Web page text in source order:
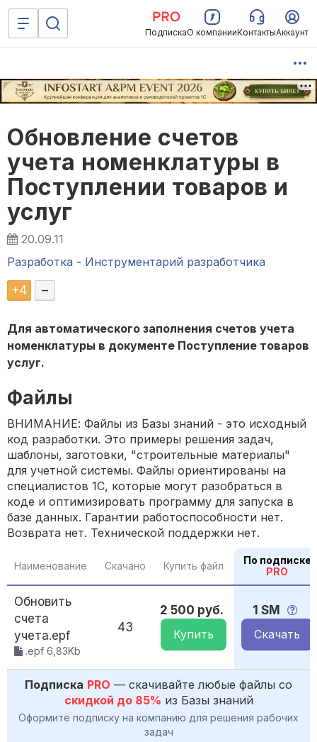
ПодпискаО компанииКонтактыАккаунт
Обновление счетов
учета номенклатуры в
Поступлении товаров и
услуг
20.09.11
Разработка - Инструментарий разработчика
+4 –
Для автоматического заполнения счетов учета
номенклатуры в документе Поступление товаров
услуг.
Файлы
ВНИМАНИЕ: Файлы из Базы знаний - это исходный
код разработки. Это примеры решения задач,
шаблоны, заготовки, "строительные материалы"
для учетной системы. Файлы ориентированы на
специалистов 1С, которые могут разобраться в
коде и оптимизировать программу для запуска в
базе данных. Гарантии работоспособности нет.
Возврата нет. Технической поддержки нет.
Наименование Скачано Купить файл
По подписке
PRO
Обновить
счета
учета.epf
.epf 6,83Kb
43
2 500 руб.
Купить
1 SM
Скачать
Подписка PRO — скачивайте любые файлы со
скидкой до 85% из Базы знаний
Оформите подписку на компанию для решения рабочих
задач